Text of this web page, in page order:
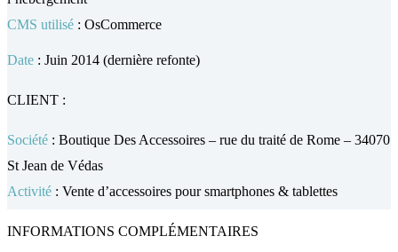
CMS utilisé : OsCommerce
Date : Juin 2014 (dernière refonte)
CLIENT :
Société : Boutique Des Accessoires – rue du traité de Rome – 34070
St Jean de Védas
Activité : Vente d’accessoires pour smartphones & tablettes
INFORMATIONS COMPLÉMENTAIRES